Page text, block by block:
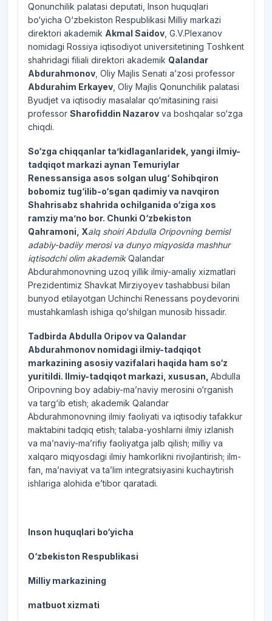
Qonunchilik palatasi deputati, Inson huquqlari
bo‘yicha O‘zbekiston Respublikasi Milliy markazi
direktori akademik Akmal Saidov , G.V.Plexanov
nomidagi Rossiya iqtisodiyot universitetining Toshkent
shahridagi filiali direktori akademik Qalandar
Abdurahmonov , Oliy Majlis Senati a’zosi professor
Abdurahim Erkayev , Oliy Majlis Qonunchilik palatasi
Byudjet va iqtisodiy masalalar qo‘mitasining raisi
professor Sharofiddin Nazarov va boshqalar so‘zga
chiqdi.
So‘zga chiqqanlar ta’kidlaganlaridek, yangi ilmiy-
tadqiqot markazi aynan Temuriylar
Renessansiga asos solgan ulug‘ Sohibqiron
bobomiz tug‘ilib-o‘sgan qadimiy va navqiron
Shahrisabz shahrida ochilganida o‘ziga xos
ramziy ma’no bor. Chunki O‘zbekiston
Qahramoni, Xalq shoiri Abdulla Oripovning bemisl
adabiy-badiiy merosi va dunyo miqyosida mashhur
iqtisodchi olim akademikQalandar
Abdurahmonovning uzoq yillik ilmiy-amaliy xizmatlari
Prezidentimiz Shavkat Mirziyoyev tashabbusi bilan
bunyod etilayotgan Uchinchi Renessans poydevorini
mustahkamlash ishiga qo‘shilgan munosib hissadir.
Tadbirda Abdulla Oripov va Qalandar
Abdurahmonov nomidagi ilmiy-tadqiqot
markazining asosiy vazifalari haqida ham so‘z
yuritildi. Ilmiy-tadqiqot markazi, xususan, Abdulla
Oripovning boy adabiy-ma’naviy merosini o‘rganish
va targ‘ib etish; akademik Qalandar
Abdurahmonovning ilmiy faoliyati va iqtisodiy tafakkur
maktabini tadqiq etish; talaba-yoshlarni ilmiy izlanish
va ma’naviy-ma’rifiy faoliyatga jalb qilish; milliy va
xalqaro miqyosdagi ilmiy hamkorlikni rivojlantirish; ilm-
fan, ma’naviyat va ta’lim integratsiyasini kuchaytirish
ishlariga alohida e’tibor qaratadi.
Inson huquqlari bo‘yicha
O‘zbekiston Respublikasi
Milliy markazining
matbuot xizmati